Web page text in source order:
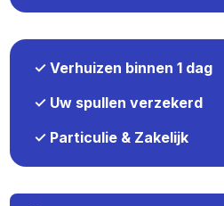
✓ Verhuizen binnen 1 dag
✓ Uw spullen verzekerd
✓ Particulie & Zakelijk